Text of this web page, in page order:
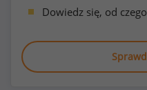
Dowiedz się, od